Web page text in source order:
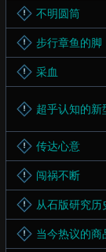
不明圆筒
步行章鱼的脚
采血
超乎认知的新
传达心意
闯祸不断
从石版研究历
当今热议的商